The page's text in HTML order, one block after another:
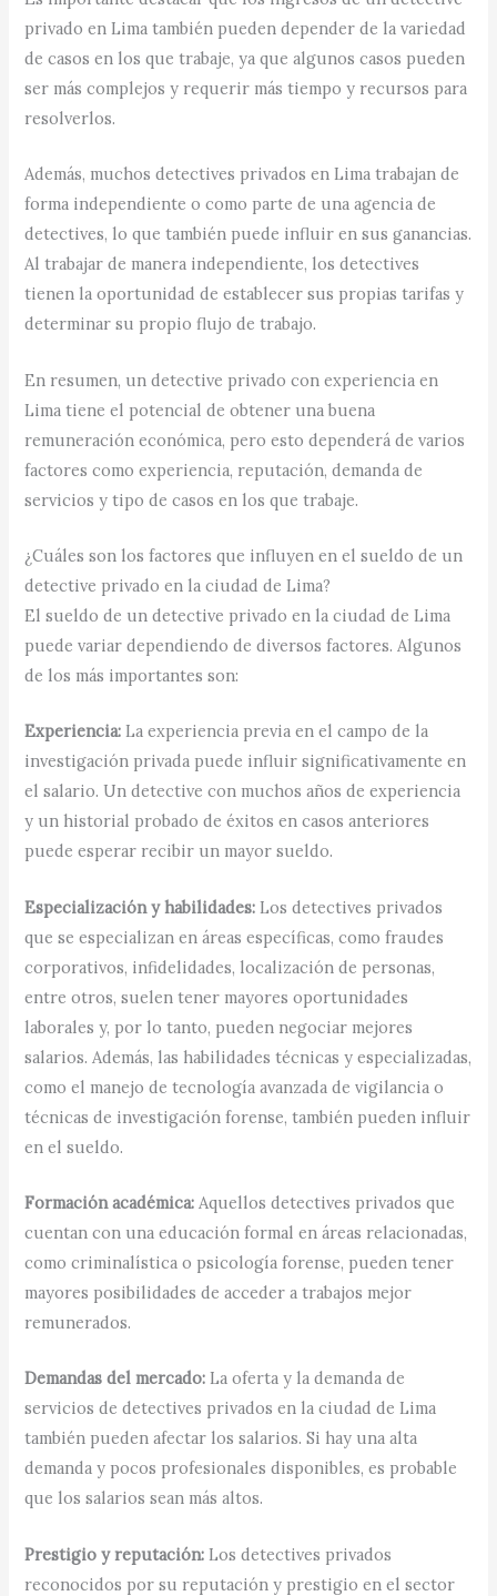
privado en Lima también pueden depender de la variedad
de casos en los que trabaje, ya que algunos casos pueden
ser más complejos y requerir más tiempo y recursos para
resolverlos.
Además, muchos detectives privados en Lima trabajan de
forma independiente o como parte de una agencia de
detectives, lo que también puede influir en sus ganancias.
Al trabajar de manera independiente, los detectives
tienen la oportunidad de establecer sus propias tarifas y
determinar su propio flujo de trabajo.
En resumen, un detective privado con experiencia en
Lima tiene el potencial de obtener una buena
remuneración económica, pero esto dependerá de varios
factores como experiencia, reputación, demanda de
servicios y tipo de casos en los que trabaje.
¿Cuáles son los factores que influyen en el sueldo de un
detective privado en la ciudad de Lima?
El sueldo de un detective privado en la ciudad de Lima
puede variar dependiendo de diversos factores. Algunos
de los más importantes son:
Experiencia: La experiencia previa en el campo de la
investigación privada puede influir significativamente en
el salario. Un detective con muchos años de experiencia
y un historial probado de éxitos en casos anteriores
puede esperar recibir un mayor sueldo.
Especialización y habilidades: Los detectives privados
que se especializan en áreas específicas, como fraudes
corporativos, infidelidades, localización de personas,
entre otros, suelen tener mayores oportunidades
laborales y, por lo tanto, pueden negociar mejores
salarios. Además, las habilidades técnicas y especializadas,
como el manejo de tecnología avanzada de vigilancia o
técnicas de investigación forense, también pueden influir
en el sueldo.
Formación académica: Aquellos detectives privados que
cuentan con una educación formal en áreas relacionadas,
como criminalística o psicología forense, pueden tener
mayores posibilidades de acceder a trabajos mejor
remunerados.
Demandas del mercado: La oferta y la demanda de
servicios de detectives privados en la ciudad de Lima
también pueden afectar los salarios. Si hay una alta
demanda y pocos profesionales disponibles, es probable
que los salarios sean más altos.
Prestigio y reputación: Los detectives privados
reconocidos por su reputación y prestigio en el sector